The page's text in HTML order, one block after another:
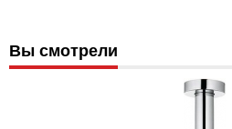
Вы смотрели